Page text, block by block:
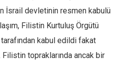
İsrail devletinin resmen kabulü
Filistin Kurtuluş Örgütü
tarafından kabul edildi fakat
topraklarında ancak bir